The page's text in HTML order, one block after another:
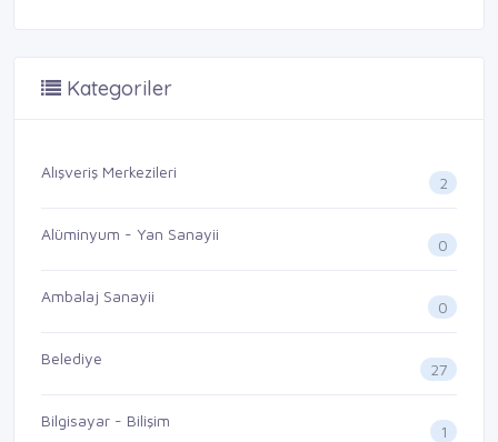
Kategoriler
Alışveriş Merkezileri
2
Alüminyum - Yan Sanayii
0
Ambalaj Sanayii
0
Belediye
27
Bilgisayar - Bilişim
1